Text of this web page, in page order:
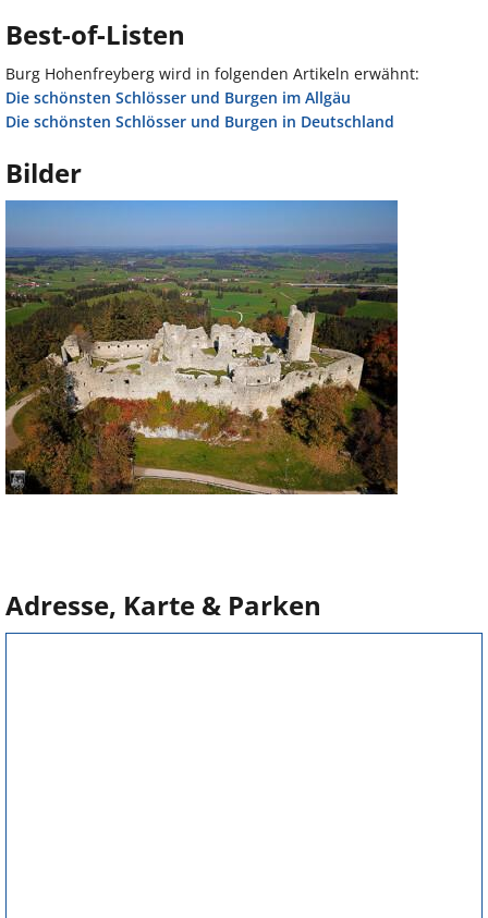
Best-of-Listen
Burg Hohenfreyberg wird in folgenden Artikeln erwähnt:
Die schönsten Schlösser und Burgen im Allgäu
Die schönsten Schlösser und Burgen in Deutschland
Bilder
Adresse, Karte & Parken